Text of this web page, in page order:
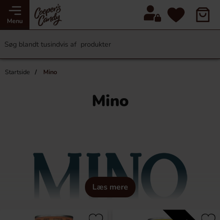
Menu
Startside Mino
Mino
Læs mere